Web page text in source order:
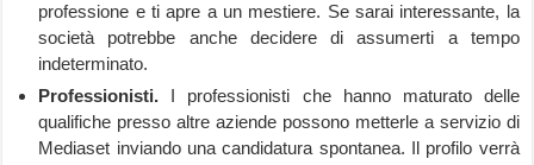
professione e ti apre a un mestiere. Se sarai interessante, la
società potrebbe anche decidere di assumerti a tempo
indeterminato.
Professionisti. I professionisti che hanno maturato delle
qualifiche presso altre aziende possono metterle a servizio di
Mediaset inviando una candidatura spontanea. Il profilo verrà